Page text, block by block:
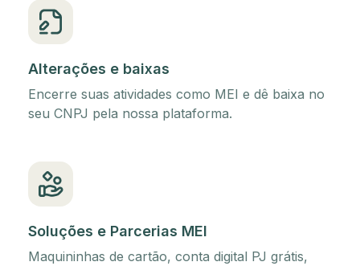
Alterações e baixas
Encerre suas atividades como MEI e dê baixa no
seu CNPJ pela nossa plataforma.
Soluções e Parcerias MEI
Maquininhas de cartão, conta digital PJ grátis,